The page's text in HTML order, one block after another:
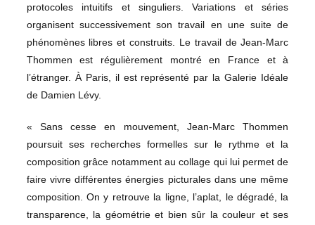
protocoles intuitifs et singuliers. Variations et séries
organisent successivement son travail en une suite de
phénomènes libres et construits. Le travail de Jean-Marc
Thommen est régulièrement montré en France et à
l’étranger. À Paris, il est représenté par la Galerie Idéale
de Damien Lévy.
« Sans cesse en mouvement, Jean-Marc Thommen
poursuit ses recherches formelles sur le rythme et la
composition grâce notamment au collage qui lui permet de
faire vivre différentes énergies picturales dans une même
composition. On y retrouve la ligne, l’aplat, le dégradé, la
transparence, la géométrie et bien sûr la couleur et ses